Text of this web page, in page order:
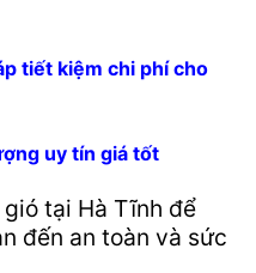
tiết kiệm chi phí cho
uy tín giá tốt
tại Hà Tĩnh để
đến an toàn và sức